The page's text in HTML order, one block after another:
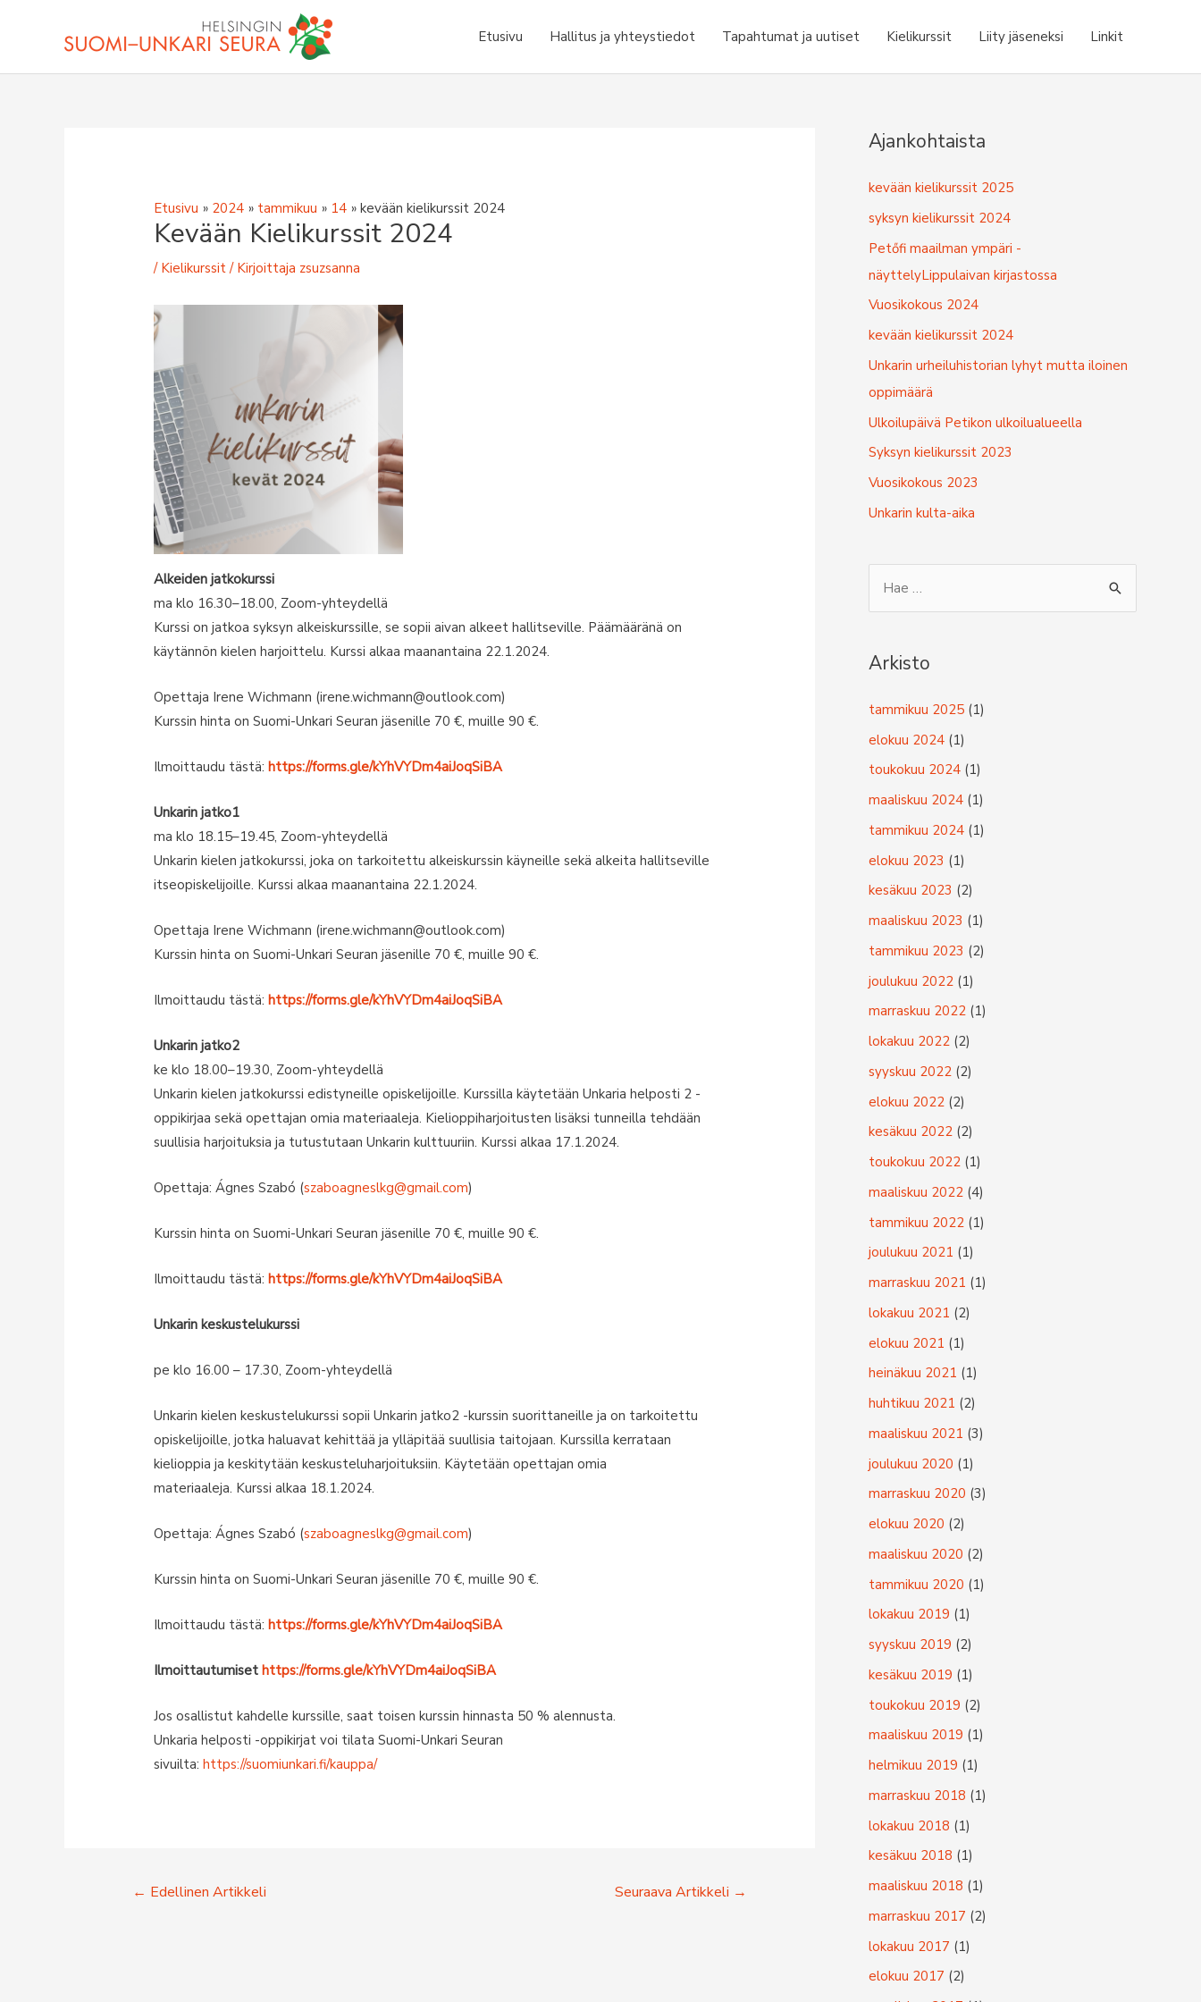
Etusivu Hallitus ja yhteystiedot Tapahtumat ja uutiset Kielikurssit Liity jäseneksi Linkit
Etusivu 2024 tammikuu 14 kevään kielikurssit 2024
Kevään Kielikurssit 2024
/ Kielikurssit/ Kirjoittaja zsuzsanna
Alkeiden jatkokurssi
ma klo 16.30–18.00, Zoom-yhteydellä
Kurssi on jatkoa syksyn alkeiskurssille, se sopii aivan alkeet hallitseville. Päämääränä on
käytännön kielen harjoittelu. Kurssi alkaa maanantaina 22.1.2024.
Opettaja Irene Wichmann (irene.wichmann@outlook.com)
Kurssin hinta on Suomi-Unkari Seuran jäsenille 70 €, muille 90 €.
Ilmoittaudu tästä:https://forms.gle/kYhVYDm4aiJoqSiBA
Unkarin jatko1
ma klo 18.15–19.45, Zoom-yhteydellä
Unkarin kielen jatkokurssi, joka on tarkoitettu alkeiskurssin käyneille sekä alkeita hallitseville
itseopiskelijoille. Kurssi alkaa maanantaina 22.1.2024.
Opettaja Irene Wichmann (irene.wichmann@outlook.com)
Kurssin hinta on Suomi-Unkari Seuran jäsenille 70 €, muille 90 €.
Ilmoittaudu tästä:https://forms.gle/kYhVYDm4aiJoqSiBA
Unkarin jatko2
ke klo 18.00–19.30, Zoom-yhteydellä
Unkarin kielen jatkokurssi edistyneille opiskelijoille. Kurssilla käytetään Unkaria helposti 2 -
oppikirjaa sekä opettajan omia materiaaleja. Kielioppiharjoitusten lisäksi tunneilla tehdään
suullisia harjoituksia ja tutustutaan Unkarin kulttuuriin. Kurssi alkaa 17.1.2024.
Opettaja: Ágnes Szabó (szaboagneslkg@gmail.com)
Kurssin hinta on Suomi-Unkari Seuran jäsenille 70 €, muille 90 €.
Ilmoittaudu tästä:https://forms.gle/kYhVYDm4aiJoqSiBA
Unkarin keskustelukurssi
pe klo 16.00 – 17.30, Zoom-yhteydellä
Unkarin kielen keskustelukurssi sopii Unkarin jatko2 -kurssin suorittaneille ja on tarkoitettu
opiskelijoille, jotka haluavat kehittää ja ylläpitää suullisia taitojaan. Kurssilla kerrataan
kielioppia ja keskitytään keskusteluharjoituksiin. Käytetään opettajan omia
materiaaleja. Kurssi alkaa 18.1.2024.
Opettaja: Ágnes Szabó (szaboagneslkg@gmail.com)
Kurssin hinta on Suomi-Unkari Seuran jäsenille 70 €, muille 90 €.
Ilmoittaudu tästä:https://forms.gle/kYhVYDm4aiJoqSiBA
Ilmoittautumisethttps://forms.gle/kYhVYDm4aiJoqSiBA
Jos osallistut kahdelle kurssille, saat toisen kurssin hinnasta 50 % alennusta.
Unkaria helposti -oppikirjat voi tilata Suomi-Unkari Seuran
sivuilta:https://suomiunkari.fi/kauppa/
Artikkelien
← Edellinen Artikkeli Seuraava Artikkeli →
Ajankohtaista
kevään kielikurssit 2025
syksyn kielikurssit 2024
Petőfi maailman ympäri -
näyttelyLippulaivan kirjastossa
Vuosikokous 2024
kevään kielikurssit 2024
Unkarin urheiluhistorian lyhyt mutta iloinen
oppimäärä
Ulkoilupäivä Petikon ulkoilualueella
Syksyn kielikurssit 2023
Vuosikokous 2023
Unkarin kulta-aika
h
f
o
Arkisto
tammikuu 2025 (1)
elokuu 2024 (1)
toukokuu 2024 (1)
maaliskuu 2024 (1)
tammikuu 2024 (1)
elokuu 2023 (1)
kesäkuu 2023 (2)
maaliskuu 2023 (1)
tammikuu 2023 (2)
joulukuu 2022 (1)
marraskuu 2022 (1)
lokakuu 2022 (2)
syyskuu 2022 (2)
elokuu 2022 (2)
kesäkuu 2022 (2)
toukokuu 2022 (1)
maaliskuu 2022 (4)
tammikuu 2022 (1)
joulukuu 2021 (1)
marraskuu 2021 (1)
lokakuu 2021 (2)
elokuu 2021 (1)
heinäkuu 2021 (1)
huhtikuu 2021 (2)
maaliskuu 2021 (3)
joulukuu 2020 (1)
marraskuu 2020 (3)
elokuu 2020 (2)
maaliskuu 2020 (2)
tammikuu 2020 (1)
lokakuu 2019 (1)
syyskuu 2019 (2)
kesäkuu 2019 (1)
toukokuu 2019 (2)
maaliskuu 2019 (1)
helmikuu 2019 (1)
marraskuu 2018 (1)
lokakuu 2018 (1)
kesäkuu 2018 (1)
maaliskuu 2018 (1)
marraskuu 2017 (2)
lokakuu 2017 (1)
elokuu 2017 (2)